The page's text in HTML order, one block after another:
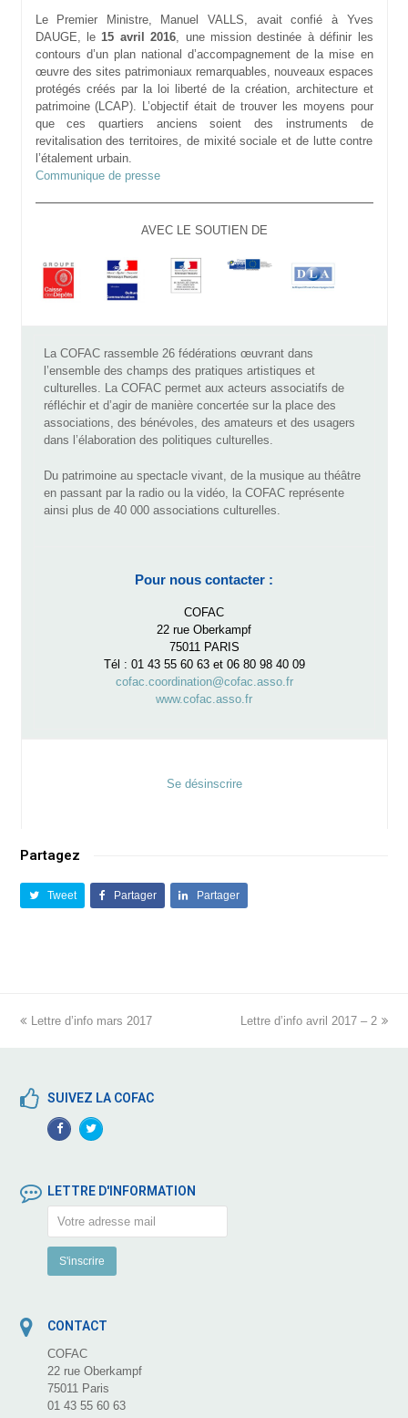
Le Premier Ministre, Manuel VALLS, avait confié à Yves
DAUGE, le15 avril 2016, une mission destinée à définir les
contours d’un plan national d’accompagnement de la mise en
œuvre des sites patrimoniaux remarquables, nouveaux espaces
protégés créés par la loi liberté de la création, architecture et
patrimoine (LCAP). L’objectif était de trouver les moyens pour
que ces quartiers anciens soient des instruments de
revitalisation des territoires, de mixité sociale et de lutte contre
l’étalement urbain.
Communique de presse
AVEC LE SOUTIEN DE
La COFAC rassemble 26 fédérations œuvrant dans
l’ensemble des champs des pratiques artistiques et
culturelles. La COFAC permet aux acteurs associatifs de
réfléchir et d’agir de manière concertée sur la place des
associations, des bénévoles, des amateurs et des usagers
dans l’élaboration des politiques culturelles.
Du patrimoine au spectacle vivant, de la musique au théâtre
en passant par la radio ou la vidéo, la COFAC représente
ainsi plus de 40 000 associations culturelles.
Pour nous contacter :
COFAC
22 rue Oberkampf
75011 PARIS
Tél : 01 43 55 60 63 et 06 80 98 40 09
cofac.coordination@cofac.asso.fr
www.cofac.asso.fr
Se désinscrire
Partagez
Tweet Partager Partager
previous
Lettre d’info mars 2017
next
Lettre d’info avril 2017 – 2
SUIVEZ LA COFAC
FacebookTwitterProfile
LETTRE D'INFORMATION
CONTACT
COFAC
22 rue Oberkampf
75011 Paris
01 43 55 60 63